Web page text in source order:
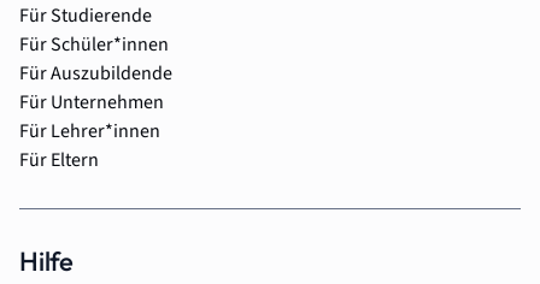
Für Studierende
Für Schüler*innen
Für Auszubildende
Für Unternehmen
Für Lehrer*innen
Für Eltern
Hilfe